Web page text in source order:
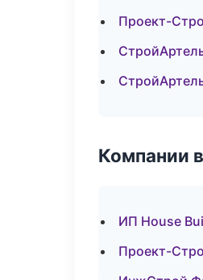
Проект-
Компании
ИП House
Проект-